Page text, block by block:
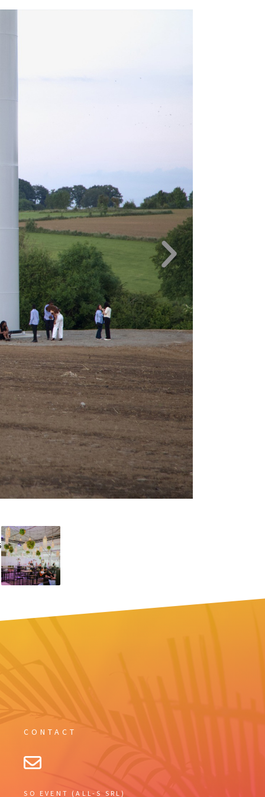
CONTACT
SO EVENT (ALL-S SRL)